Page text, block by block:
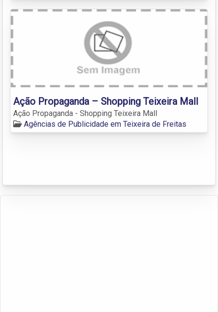
Ação Propaganda – Shopping Teixeira Mall
Ação Propaganda - Shopping Teixeira Mall
Agências de Publicidade em Teixeira de Freitas